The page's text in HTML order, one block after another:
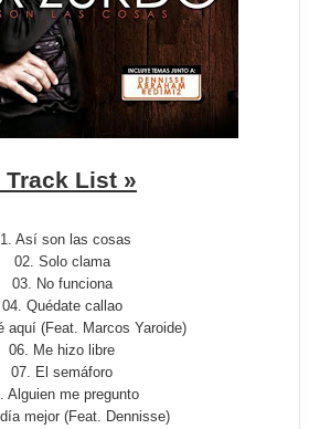
Track List »
Así son las cosas
02. Solo clama
03. No funciona
04. Quédate callao
aquí (Feat. Marcos Yaroide)
06. Me hizo libre
07. El semáforo
Alguien me pregunto
mejor (Feat. Dennisse)